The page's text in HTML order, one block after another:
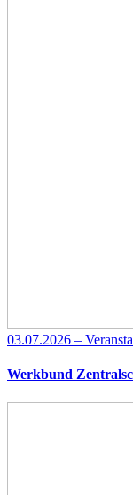
03.07.2026 –
Werkbund